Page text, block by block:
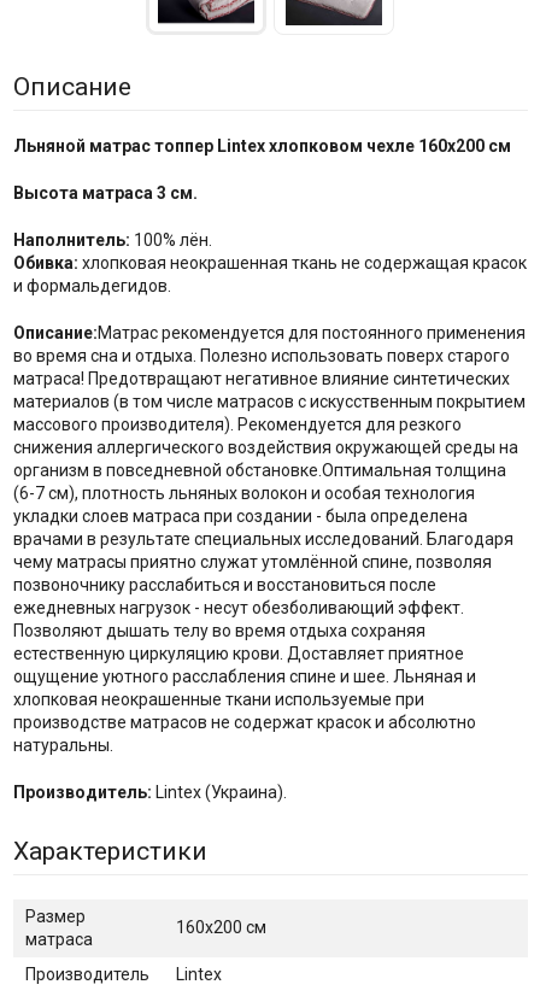
Описание
Льняной матрас топпер Lintex хлопковом чехле 160x200 см
Высота матраса3 см.
Наполнитель: 100% лён.
Обивка: хлопковая неокрашенная ткань не содержащая красок
и формальдегидов.
Описание:Матрас рекомендуется для постоянного применения
во время сна и отдыха. Полезно использовать поверх старого
матраса! Предотвращают негативное влияние синтетических
материалов (в том числе матрасов с искусственным покрытием
массового производителя). Рекомендуется для резкого
снижения аллергического воздействия окружающей среды на
организм в повседневной обстановке.Оптимальная толщина
(6-7 см), плотность льняных волокон и особая технология
укладки слоев матраса при создании - была определена
врачами в результате специальных исследований. Благодаря
чему матрасы приятно служат утомлённой спине, позволяя
позвоночнику расслабиться и восстановиться после
ежедневных нагрузок - несут обезболивающий эффект.
Позволяют дышать телу во время отдыха сохраняя
естественную циркуляцию крови. Доставляет приятное
ощущение уютного расслабления спине и шее. Льняная и
хлопковая неокрашенные ткани используемые при
производстве матрасов не содержат красок и абсолютно
натуральны.
Производитель: Lintex (Украина).
Характеристики
Размер
матраса
160х200 см
Производитель Lintex